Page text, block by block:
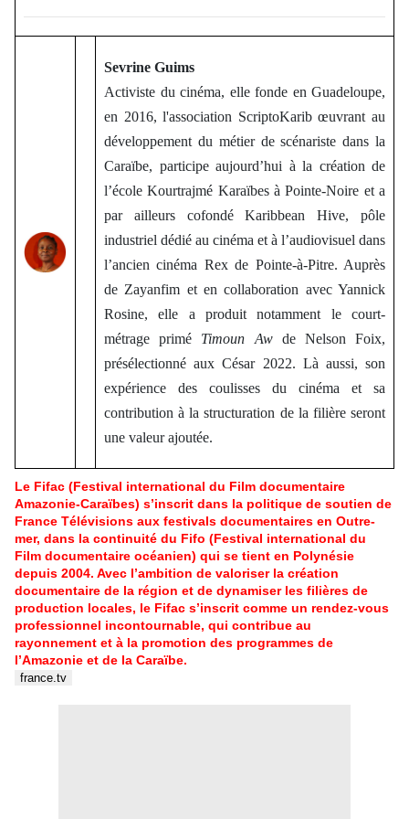
Sevrine Guims
Activiste du cinéma, elle fonde en Guadeloupe,
en 2016, l'association ScriptoKarib œuvrant au
développement du métier de scénariste dans la
Caraïbe, participe aujourd’hui à la création de
l’école Kourtrajmé Karaïbes à Pointe-Noire et a
par ailleurs cofondé Karibbean Hive, pôle
industriel dédié au cinéma et à l’audiovisuel dans
l’ancien cinéma Rex de Pointe-à-Pitre. Auprès
de Zayanfim et en collaboration avec Yannick
Rosine, elle a produit notamment le court-
métrage primé
Timoun Aw
de Nelson Foix,
présélectionné aux César 2022. Là aussi, son
expérience des coulisses du cinéma et sa
contribution à la structuration de la filière seront
une valeur ajoutée.
Le Fifac (Festival international du Film documentaire
Amazonie-Caraïbes) s’inscrit dans la politique de soutien de
France Télévisions aux festivals documentaires en Outre-
mer, dans la continuité du Fifo (Festival international du
Film documentaire océanien) qui se tient en Polynésie
depuis 2004. Avec l’ambition de valoriser la création
documentaire de la région et de dynamiser les filières de
production locales, le Fifac s’inscrit comme un rendez-vous
professionnel incontournable, qui contribue au
rayonnement et à la promotion des programmes de
l’Amazonie et de la Caraïbe.
france.tv